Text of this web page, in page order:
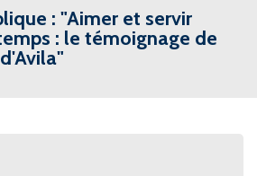
: "Aimer et servir
: le témoignage de